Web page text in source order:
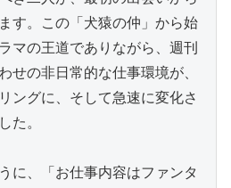
す。この「犬猿の仲」から始
マの王道でありながら、週刊
せの非日常的な仕事環境が、
ングに、そして急速に変化さ
た。
に、「お仕事内容はファンタ